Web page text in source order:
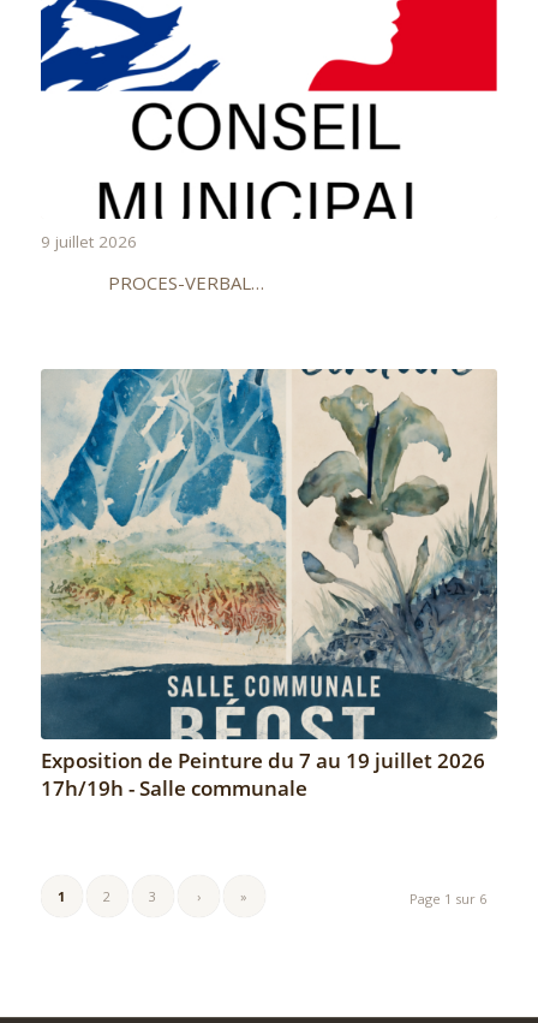
9 juillet 2026
PROCES-VERBAL…
Exposition de Peinture du 7 au 19 juillet 2026
17h/19h - Salle communale
Page 1 sur 6
1 2 3 › »